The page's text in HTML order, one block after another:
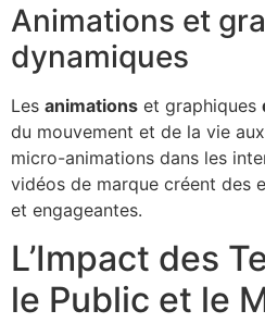
Animations et
dynamiques
Les animations et graphiques
du mouvement et de la vie
micro-animations dans les
vidéos de marque créent des
et engageantes.
L’Impact des
le Public et le